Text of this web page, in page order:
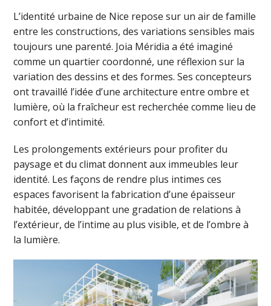
L’identité urbaine de Nice repose sur un air de famille
entre les constructions, des variations sensibles mais
toujours une parenté. Joia Méridia a été imaginé
comme un quartier coordonné, une réflexion sur la
variation des dessins et des formes. Ses concepteurs
ont travaillé l’idée d’une architecture entre ombre et
lumière, où la fraîcheur est recherchée comme lieu de
confort et d’intimité.
Les prolongements extérieurs pour profiter du
paysage et du climat donnent aux immeubles leur
identité. Les façons de rendre plus intimes ces
espaces favorisent la fabrication d’une épaisseur
habitée, développant une gradation de relations à
l’extérieur, de l’intime au plus visible, et de l’ombre à
la lumière.